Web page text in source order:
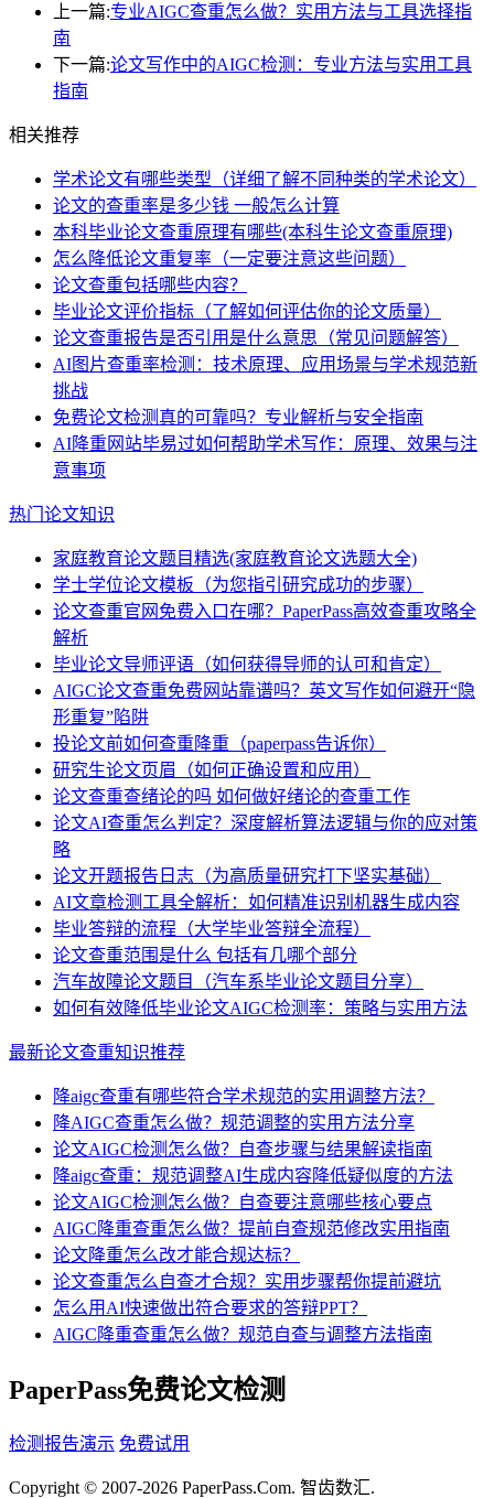
上一篇:专业AIGC查重怎么做？实用方法与工具选择指
南
下一篇:论文写作中的AIGC检测：专业方法与实用工具
指南
相关推荐
学术论文有哪些类型（详细了解不同种类的学术论文）
论文的查重率是多少钱 一般怎么计算
本科毕业论文查重原理有哪些(本科生论文查重原理)
怎么降低论文重复率（一定要注意这些问题）
论文查重包括哪些内容？
毕业论文评价指标（了解如何评估你的论文质量）
论文查重报告是否引用是什么意思（常见问题解答）
AI图片查重率检测：技术原理、应用场景与学术规范新
挑战
免费论文检测真的可靠吗？专业解析与安全指南
AI降重网站毕易过如何帮助学术写作：原理、效果与注
意事项
热门论文知识
家庭教育论文题目精选(家庭教育论文选题大全)
学士学位论文模板（为您指引研究成功的步骤）
论文查重官网免费入口在哪？PaperPass高效查重攻略全
解析
毕业论文导师评语（如何获得导师的认可和肯定）
AIGC论文查重免费网站靠谱吗？英文写作如何避开“隐
形重复”陷阱
投论文前如何查重降重（paperpass告诉你）
研究生论文页眉（如何正确设置和应用）
论文查重查绪论的吗 如何做好绪论的查重工作
论文AI查重怎么判定？深度解析算法逻辑与你的应对策
略
论文开题报告日志（为高质量研究打下坚实基础）
AI文章检测工具全解析：如何精准识别机器生成内容
毕业答辩的流程（大学毕业答辩全流程）
论文查重范围是什么 包括有几哪个部分
汽车故障论文题目（汽车系毕业论文题目分享）
如何有效降低毕业论文AIGC检测率：策略与实用方法
最新论文查重知识推荐
降aigc查重有哪些符合学术规范的实用调整方法？
降AIGC查重怎么做？规范调整的实用方法分享
论文AIGC检测怎么做？自查步骤与结果解读指南
降aigc查重：规范调整AI生成内容降低疑似度的方法
论文AIGC检测怎么做？自查要注意哪些核心要点
AIGC降重查重怎么做？提前自查规范修改实用指南
论文降重怎么改才能合规达标？
论文查重怎么自查才合规？实用步骤帮你提前避坑
怎么用AI快速做出符合要求的答辩PPT？
AIGC降重查重怎么做？规范自查与调整方法指南
PaperPass免费论文检测
检测报告演示 免费试用
Copyright © 2007-2026 PaperPass.Com. 智齿数汇.